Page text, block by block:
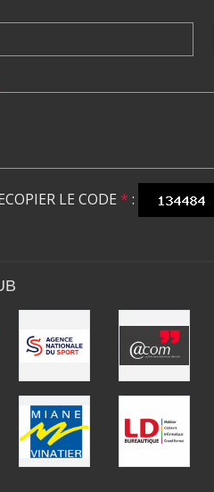
LE CODE * :